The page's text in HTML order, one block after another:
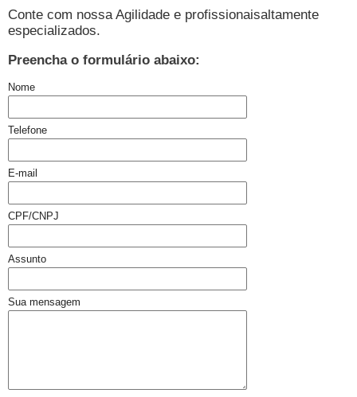
Conte com nossa Agilidade e profissionaisaltamente
especializados.
Preencha o formulário abaixo:
Nome
Telefone
E-mail
CPF/CNPJ
Assunto
Sua mensagem